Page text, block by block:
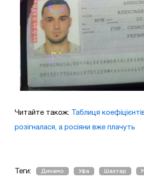
Читайте також: Таблиця
розігналася, а росіяни вже плачуть
Теги: Динамо Уфа Шахтар